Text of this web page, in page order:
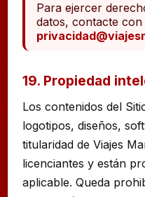
Para ejercer
datos, contacte con
19. Propiedad
Los contenidos del
logotipos, diseños,
titularidad de Viajes
licenciantes y están
aplicable. Queda